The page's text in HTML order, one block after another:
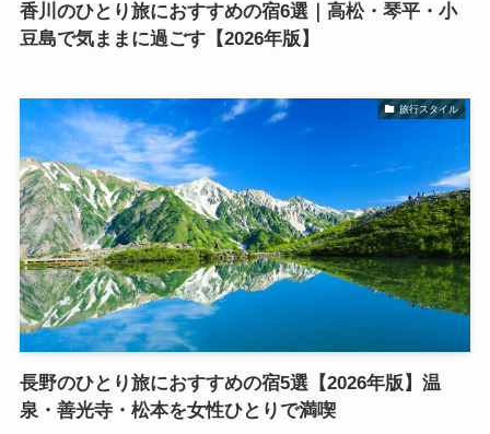
香川のひとり旅におすすめの宿6選｜高松・琴平・小
豆島で気ままに過ごす【2026年版】
旅行スタイル
長野のひとり旅におすすめの宿5選【2026年版】温
泉・善光寺・松本を女性ひとりで満喫